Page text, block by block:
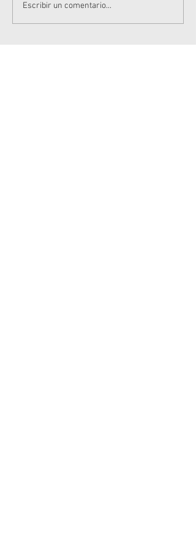
Escribir un comentario...